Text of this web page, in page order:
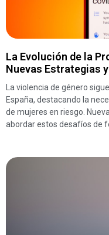
La Evolución de la
Nuevas Estrategias
La violencia de género
España, destacando la
de mujeres en riesgo.
abordar estos desafíos de